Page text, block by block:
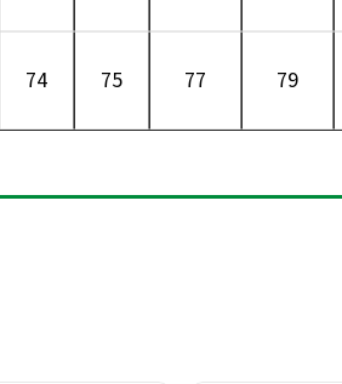
74 75 77 79